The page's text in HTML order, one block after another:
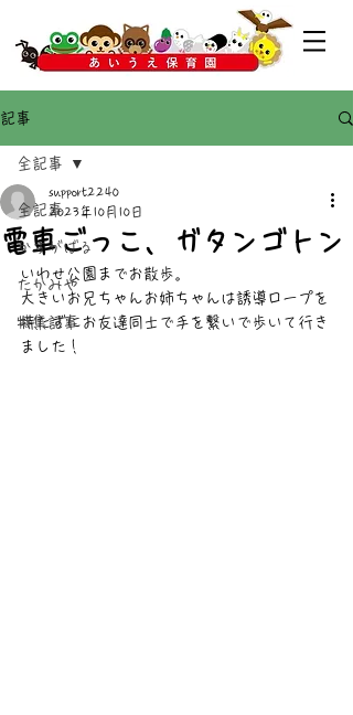
記事
全記事
かすがばる
たかみや
特集記事
全記事
電車ごっこ、ガタンゴトン
support2240
2023年10月10日
いわせ公園までお散歩。
大きいお兄ちゃんお姉ちゃんは誘導ロープを
持たずにお友達同士で手を繋いで歩いて行き
ました！